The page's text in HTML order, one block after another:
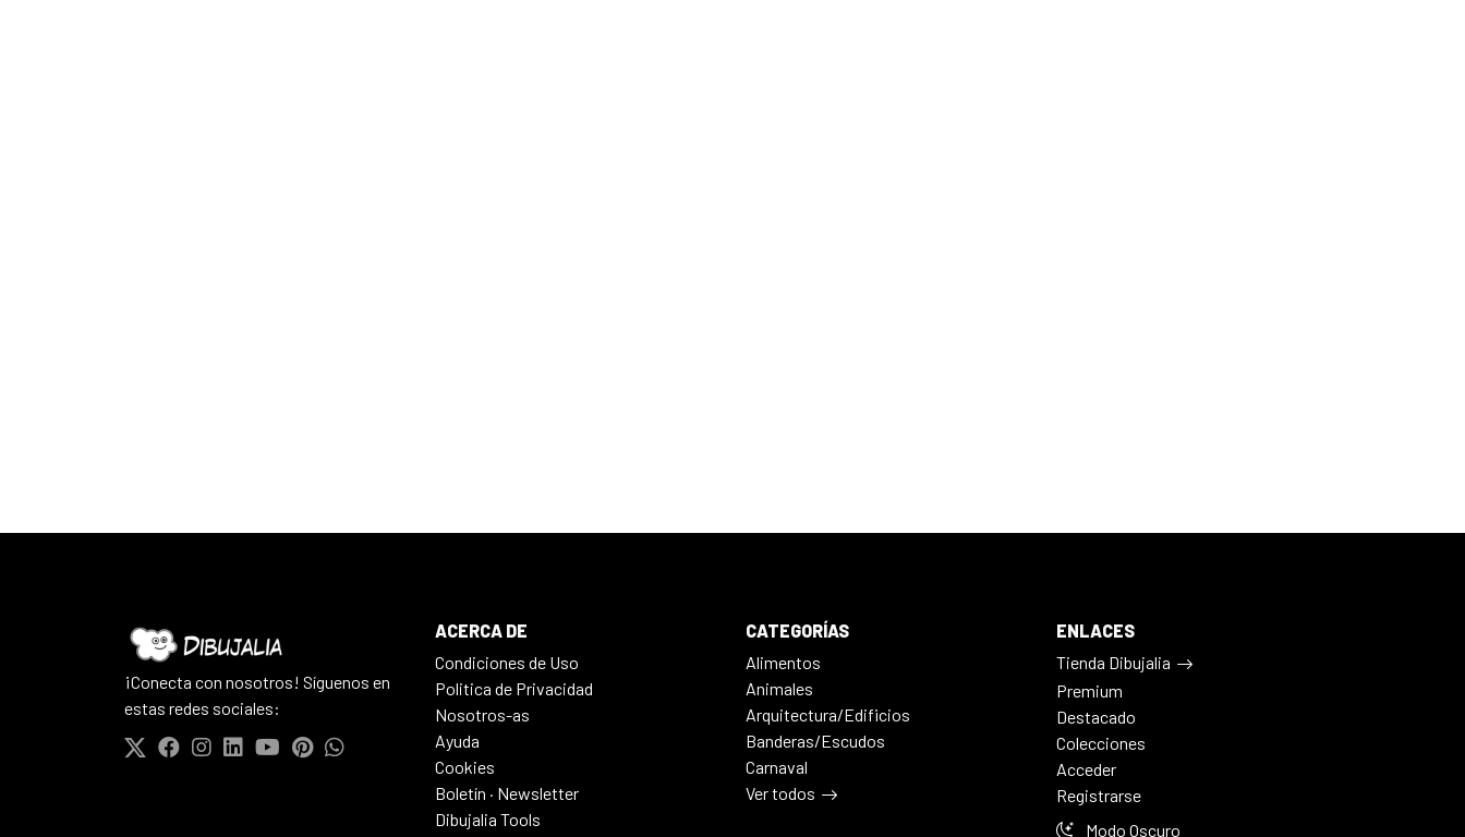
¡Conecta con nosotros! Síguenos en
estas redes sociales:
ACERCA DE
Condiciones de Uso
Politica de Privacidad
Nosotros-as
Ayuda
Cookies
Boletín · Newsletter
Dibujalia Tools
CATEGORÍAS
Alimentos
Animales
Arquitectura/Edificios
Banderas/Escudos
Carnaval
Ver todos
ENLACES
Tienda Dibujalia
Premium
Destacado
Colecciones
Acceder
Registrarse
Modo Oscuro